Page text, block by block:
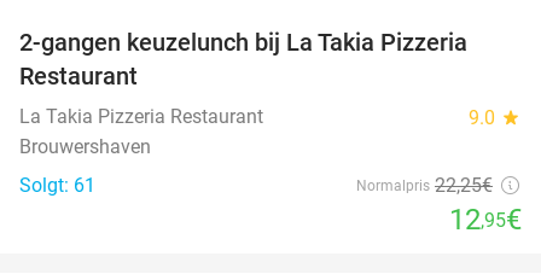
2-gangen keuzelunch bij La Takia Pizzeria
Restaurant
La Takia Pizzeria Restaurant 9.0 star
Brouwershaven
Solgt: 61
Normalpris 22,25€
12,95€